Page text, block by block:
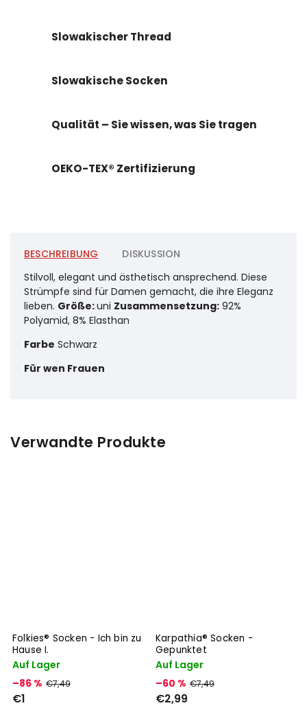
Slowakischer Thread
Slowakische Socken
Qualität – Sie wissen, was Sie tragen
OEKO-TEX® Zertifizierung
BESCHREIBUNG
DISKUSSION
Stilvoll, elegant und ästhetisch ansprechend. Diese
Strümpfe sind für Damen gemacht, die ihre Eleganz
lieben. Größe:uni Zusammensetzung: 92%
Polyamid, 8% Elasthan
Farbe Schwarz
Für wen Frauen
Verwandte Produkte
Folkies® Socken - Ich bin zu
Hause I.
Auf Lager
–86 % €7,49
€1
Karpathia® Socken -
Gepunktet
Auf Lager
–60 % €7,49
€2,99